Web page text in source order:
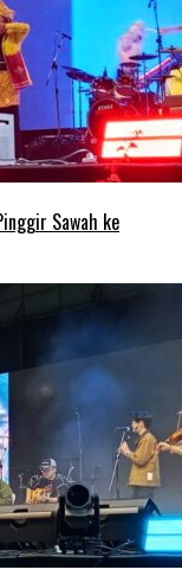
Sawah ke